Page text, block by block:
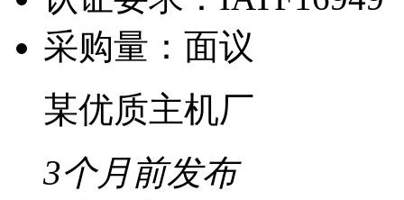
采购量： 面议
某优质主机厂
3个月前发布